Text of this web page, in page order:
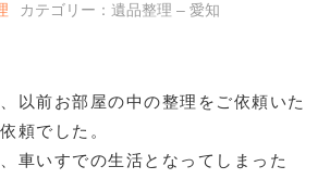
カテゴリー：遺品整理 – 愛知
以前お部屋の中の整理をご依頼いた
頼でした。
車いすでの生活となってしまった